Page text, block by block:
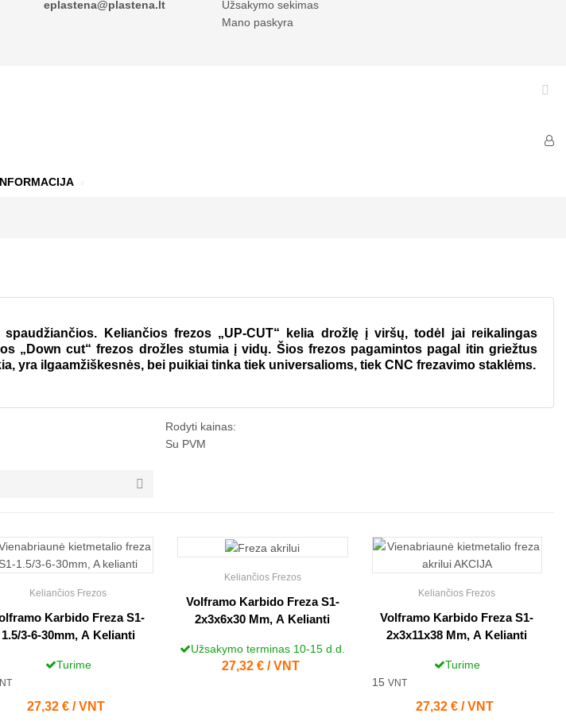
eplastena@plastena.lt
Užsakymo sekimas
Mano paskyra

Keliančios frezos „UP-CUT“ kelia drožlę į viršų, todėl jai reikalingas
„Down cut“ frezos drožles stumia į vidų. Šios frezos pagamintos pagal itin griežtus
yra ilgaamžiškesnės, bei puikiai tinka tiek universalioms, tiek CNC frezavimo staklėms.
Rodyti kainas:
Su PVM

Keliančios Frezos
Karbido Freza S1-
1.5/3-6-30mm, A Kelianti
Turime
Kaina
27,32 € / VNT
Keliančios Frezos
Volframo Karbido Freza S1-
2x3x6x30 Mm, A Kelianti
Užsakymo terminas 10-15 d.d.
Kaina
27,32 € / VNT
Keliančios Frezos
Volframo Karbido Freza S1-
2x3x11x38 Mm, A Kelianti
Turime
15 VNT
Kaina
27,32 € / VNT